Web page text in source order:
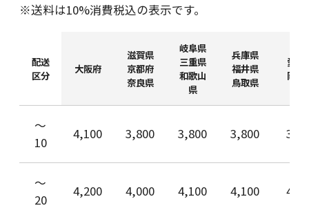
※送料は10%消費税込の表示です。
配送
区分
大阪府
滋賀県
京都府
奈良県
岐阜県
三重県
和歌山
県
兵庫県
福井県
鳥取県
愛知
岡山
〜
10
4,100 3,800 3,800 3,800
〜
20
4,200 4,000 4,100 4,100